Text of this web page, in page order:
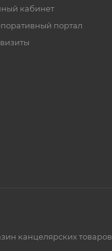
кабинет
портал
канцелярских товаров